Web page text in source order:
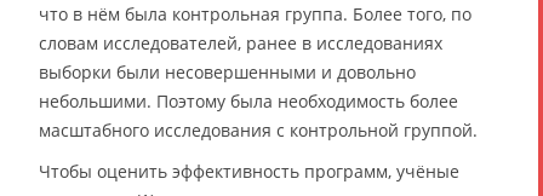
что в нём была контрольная группа. Более того, по
словам исследователей, ранее в исследованиях
выборки были несовершенными и довольно
небольшими. Поэтому была необходимость более
масштабного исследования с контрольной группой.
Чтобы оценить эффективность программ, учёные